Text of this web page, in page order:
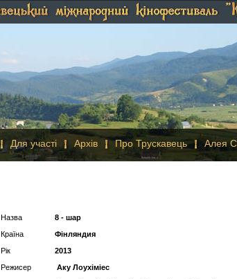
Для участі Архів Про Трускавець Алея
Назва
8 - шар
Країна
Фінляндия
Рік
2013
Режисер
Аку Лоухіміес